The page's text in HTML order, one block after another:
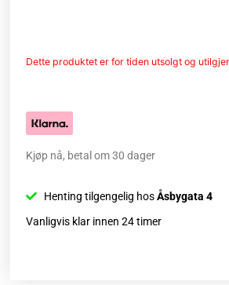
Dette produktet er for tiden utsolgt og
Kjøp nå, betal om 30 dager
Henting tilgengelig hosÅsbygata 4
Vanligvis klar innen 24 timer